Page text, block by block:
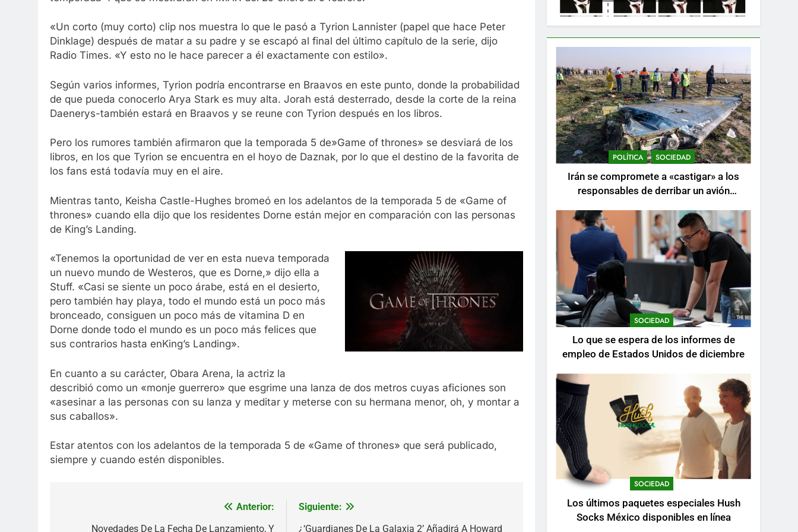
«Un corto (muy corto) clip nos muestra lo que le pasó a Tyrion Lannister (papel que hace Peter
Dinklage) después de matar a su padre y se escapó al final del último capítulo de la serie, dijo
Radio Times. «Y esto no le hace parecer a él exactamente con estilo».
Según varios informes, Tyrion podría encontrarse en Braavos en este punto, donde la probabilidad
de que pueda conocerlo Arya Stark es muy alta. Jorah está desterrado, desde la corte de la reina
Daenerys-también estará en Braavos y se reune con Tyrion después en los libros.
Pero los rumores también afirmaron que la temporada 5 de»Game of thrones» se desviará de los
libros, en los que Tyrion se encuentra en el hoyo de Daznak, por lo que el destino de la favorita de
los fans está todavía muy en el aire.
Mientras tanto, Keisha Castle-Hughes bromeó en los adelantos de la temporada 5 de «Game of
thrones» cuando ella dijo que los residentes Dorne están mejor en comparación con las personas
de King’s Landing.
«Tenemos la oportunidad de ver en esta nueva temporada
un nuevo mundo de Westeros, que es Dorne,» dijo ella a
Stuff. «Casi se siente un poco árabe, está en el desierto,
pero también hay playa, todo el mundo está un poco más
bronceado, consiguen un poco más de vitamina D en
Dorne donde todo el mundo es un poco más felices que
sus contrarios hasta enKing’s Landing».
En cuanto a su carácter, Obara Arena, la actriz la
describió como un «monje guerrero» que esgrime una lanza de dos metros cuyas aficiones son
«asesinar a las personas con su lanza y meditar y meterse con su hermana menor, oh, y montar a
sus caballos».
Estar atentos con los adelantos de la temporada 5 de «Game of thrones» que será publicado,
siempre y cuando estén disponibles.
Anterior:
Novedades De La Fecha De Lanzamiento, Y
Siguiente:
¿‘Guardianes De La Galaxia 2’ Añadirá A Howard
POLÍTICA SOCIEDAD
Irán se compromete a «castigar» a los
responsables de derribar un avión
SOCIEDAD
Lo que se espera de los informes de
empleo de Estados Unidos de diciembre
SOCIEDAD
Los últimos paquetes especiales Hush
Socks México disponibles en línea